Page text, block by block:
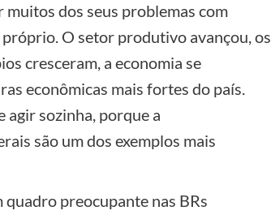
muitos dos seus problemas com
O setor produtivo avançou, os
cresceram, a economia se
econômicas mais fortes do país.
agir sozinha, porque a
são um dos exemplos mais
preocupante nas BRs